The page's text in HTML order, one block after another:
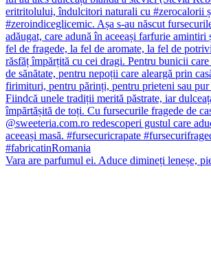
Vara are parfumul ei. Aduce dimineți leneșe,